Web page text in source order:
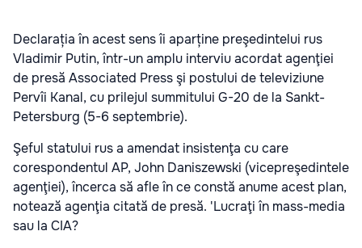
Declarația în acest sens îi aparține preşedintelui rus
Vladimir Putin, într-un amplu interviu acordat agenţiei
de presă Associated Press şi postului de televiziune
Pervîi Kanal, cu prilejul summitului G-20 de la Sankt-
Petersburg (5-6 septembrie).
Şeful statului rus a amendat insistenţa cu care
corespondentul AP, John Daniszewski (vicepreşedintele
agenţiei), încerca să afle în ce constă anume acest plan,
notează agenţia citată de presă. 'Lucraţi în mass-media
sau la CIA?